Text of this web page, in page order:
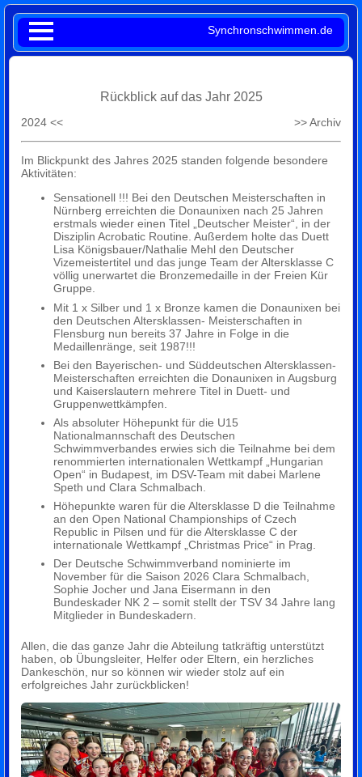
Synchronschwimmen.de
Rückblick auf das Jahr 2025
2024 << >> Archiv
Im Blickpunkt des Jahres 2025 standen folgende besondere
Aktivitäten:
Sensationell !!! Bei den Deutschen Meisterschaften in
Nürnberg erreichten die Donaunixen nach 25 Jahren
erstmals wieder einen Titel „Deutscher Meister“, in der
Disziplin Acrobatic Routine. Außerdem holte das Duett
Lisa Königsbauer/Nathalie Mehl den Deutscher
Vizemeistertitel und das junge Team der Altersklasse C
völlig unerwartet die Bronzemedaille in der Freien Kür
Gruppe.
Mit 1 x Silber und 1 x Bronze kamen die Donaunixen bei
den Deutschen Altersklassen- Meisterschaften in
Flensburg nun bereits 37 Jahre in Folge in die
Medaillenränge, seit 1987!!!
Bei den Bayerischen- und Süddeutschen Altersklassen-
Meisterschaften erreichten die Donaunixen in Augsburg
und Kaiserslautern mehrere Titel in Duett- und
Gruppenwettkämpfen.
Als absoluter Höhepunkt für die U15
Nationalmannschaft des Deutschen
Schwimmverbandes erwies sich die Teilnahme bei dem
renommierten internationalen Wettkampf „Hungarian
Open“ in Budapest, im DSV-Team mit dabei Marlene
Speth und Clara Schmalbach.
Höhepunkte waren für die Altersklasse D die Teilnahme
an den Open National Championships of Czech
Republic in Pilsen und für die Altersklasse C der
internationale Wettkampf „Christmas Price“ in Prag.
Der Deutsche Schwimmverband nominierte im
November für die Saison 2026 Clara Schmalbach,
Sophie Jocher und Jana Eisermann in den
Bundeskader NK 2 – somit stellt der TSV 34 Jahre lang
Mitglieder in Bundeskadern.
Allen, die das ganze Jahr die Abteilung tatkräftig unterstützt
haben, ob Übungsleiter, Helfer oder Eltern, ein herzliches
Dankeschön, nur so können wir wieder stolz auf ein
erfolgreiches Jahr zurückblicken!